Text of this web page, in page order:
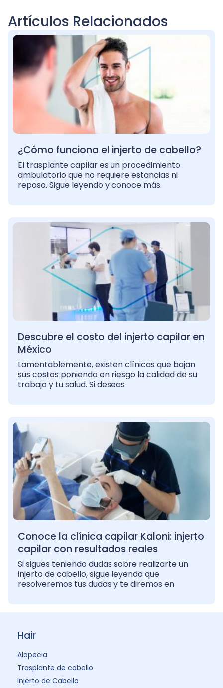
Artículos Relacionados
¿Cómo funciona el injerto de cabello?
El trasplante capilar es un procedimiento
ambulatorio que no requiere estancias ni
reposo. Sigue leyendo y conoce más.
Descubre el costo del injerto capilar en
México
Lamentablemente, existen clínicas que bajan
sus costos poniendo en riesgo la calidad de su
trabajo y tu salud. Si deseas
Conoce la clínica capilar Kaloni: injerto
capilar con resultados reales
Si sigues teniendo dudas sobre realizarte un
injerto de cabello, sigue leyendo que
resolveremos tus dudas y te diremos en
Hair
Alopecia
Trasplante de cabello
Injerto de Cabello